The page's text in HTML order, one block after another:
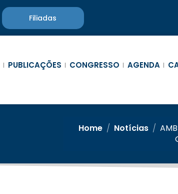
Filiadas
PUBLICAÇÕES CONGRESSO AGENDA
Home / Notícias /